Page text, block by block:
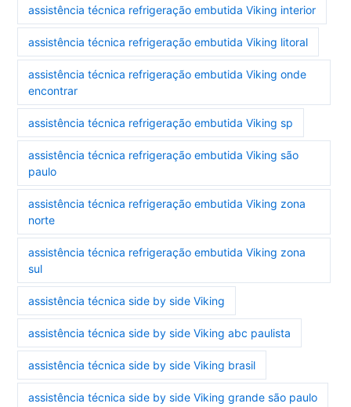
assistência técnica refrigeração embutida Viking interior
assistência técnica refrigeração embutida Viking litoral
assistência técnica refrigeração embutida Viking onde
encontrar
assistência técnica refrigeração embutida Viking sp
assistência técnica refrigeração embutida Viking são
paulo
assistência técnica refrigeração embutida Viking zona
norte
assistência técnica refrigeração embutida Viking zona
sul
assistência técnica side by side Viking
assistência técnica side by side Viking abc paulista
assistência técnica side by side Viking brasil
assistência técnica side by side Viking grande são paulo